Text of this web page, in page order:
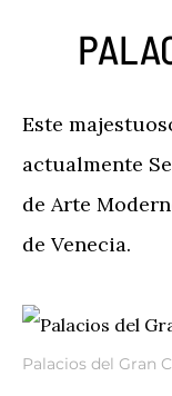
Este
actualmente
de Arte
de Venecia.
Palacios del Gran